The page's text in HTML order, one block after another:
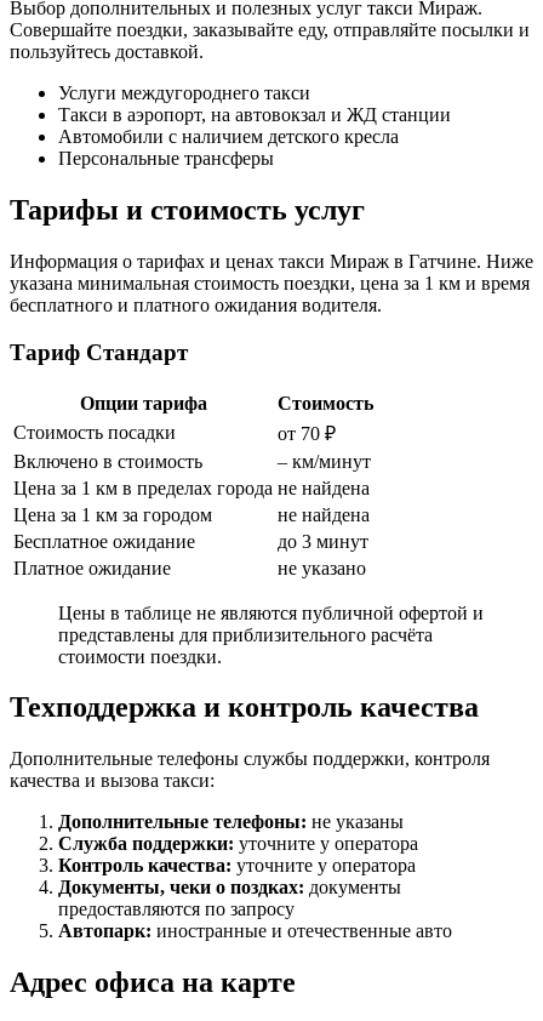
Выбор дополнительных и полезных услуг такси Мираж.
Совершайте поездки, заказывайте еду, отправляйте посылки и
пользуйтесь доставкой.
Услуги междугороднего такси
Такси в аэропорт, на автовокзал и ЖД станции
Автомобили с наличием детского кресла
Персональные трансферы
Тарифы и стоимость услуг
Информация о тарифах и ценах такси Мираж в Гатчине. Ниже
указана минимальная стоимость поездки, цена за 1 км и время
бесплатного и платного ожидания водителя.
Тариф Стандарт
Опции тарифа
Стоимость
Стоимость посадки
от 70 ₽
Включено в стоимость
– км/минут
Цена за 1 км в пределах города не найдена
Цена за 1 км за городом
не найдена
Бесплатное ожидание
до 3 минут
Платное ожидание
не указано
Цены в таблице не являются публичной офертой и
представлены для приблизительного расчёта
стоимости поездки.
Техподдержка и контроль качества
Дополнительные телефоны службы поддержки, контроля
качества и вызова такси:
Дополнительные телефоны: не указаны
Служба поддержки: уточните у оператора
Контроль качества: уточните у оператора
Документы, чеки о поздках: документы
предоставляются по запросу
Автопарк: иностранные и отечественные авто
Адрес офиса на карте